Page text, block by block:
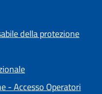
della protezione
- Accesso Operatori